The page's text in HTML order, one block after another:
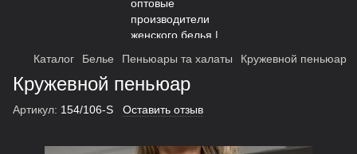
Каталог Белье Пеньюары та халаты Кружевной пеньюар
Кружевной пеньюар
Артикул: 154/106-S Оставить отзыв